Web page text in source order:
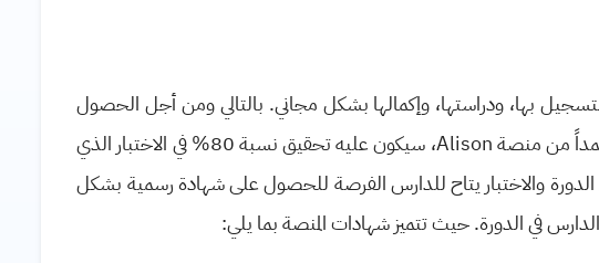
بها، ودراستها، وإكمالها بشكل مجاني. بالتالي ومن أجل الحصول
من منصةAlison
، سيكون عليه تحقيق نسبة 80% في الاختبار الذي
والاختبار يتاح للدارس الفرصة للحصول على شهادة رسمية بشكل
في الدورة. حيث تتميز شهادات المنصة بما يلي: